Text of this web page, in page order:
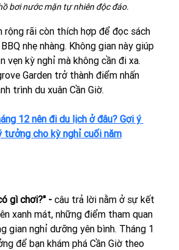
bơi nước mặn tự nhiên độc đáo.
rộng rãi còn thích hợp để đọc sách
nhẹ nhàng. Không gian này giúp
vẹn kỳ nghỉ mà không cần đi xa.
Garden trở thành điểm nhấn
trình du xuân Cần Giờ.
12 nên đi du lịch ở đâu? Gợi ý
tưởng cho kỳ nghỉ cuối năm
gì chơi?" - câu trả lời nằm ở sự kết
xanh mát, những điểm tham quan
gian nghỉ dưỡng yên bình. Tháng 1
để bạn khám phá Cần Giờ theo